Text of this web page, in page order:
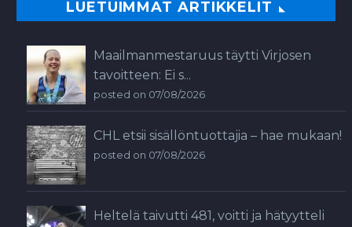
LUETUIMMAT ARTIKKELIT
Maailmanmestaruus täytti Virjosen
tavoitteen: Ei s...
posted on 07/08/2026
CHL etsii sisällöntuottajia – hae mukaan!
posted on 07/08/2026
Heltelä taivutti 481, voitti ja hätyytteli